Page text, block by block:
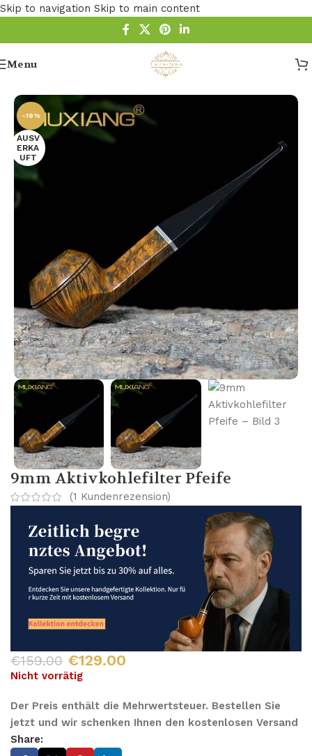
Skip to navigation Skip to main content
Menu
9mm Filter-Pfeifen
-19%
AUSV
ERKA
UFT
9mm Aktivkohlefilter Pfeife
(1 Kundenrezension)
€159.00 €129.00
Nicht vorrätig
Der Preis enthält die Mehrwertsteuer. Bestellen Sie
jetzt und wir schenken Ihnen den kostenlosen Versand
Share: